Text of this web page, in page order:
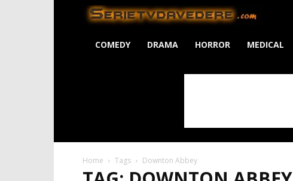
COMEDY DRAMA HORROR MEDICAL
Home Tags Downton Abbey